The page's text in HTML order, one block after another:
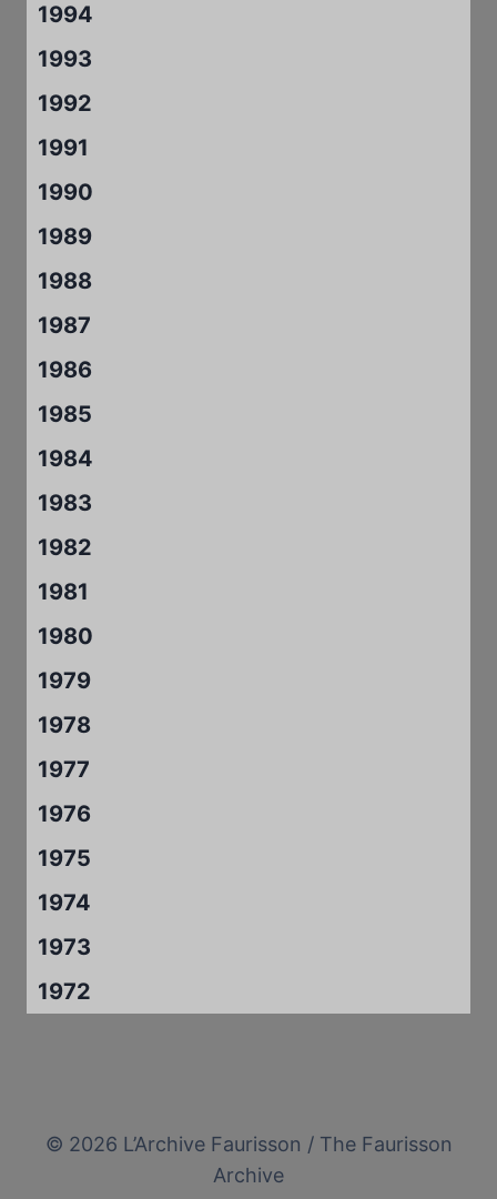
1994
1993
1992
1991
1990
1989
1988
1987
1986
1985
1984
1983
1982
1981
1980
1979
1978
1977
1976
1975
1974
1973
1972
© 2026 L’Archive Faurisson / The Faurisson
Archive